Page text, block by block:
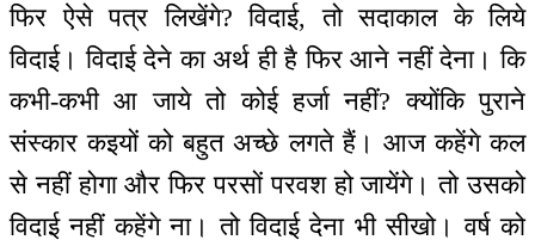
फिर ऐसे पत्र लिखेंगे? विदाई, तो सदाकाल के लिये
विदाई। विदाई देने का अर्थ ही है फिर आने नहीं देना। कि
कभी-कभी आ जाये तो कोई हर्जा नहीं? क्योंकि पुराने
संस्कार कइयों को बहुत अच्छे लगते हैं। आज कहेंगे कल
से नहीं होगा और फिर परसों परवश हो जायेंगे। तो उसको
विदाई नहीं कहेंगे ना। तो विदाई देना भी सीखो। वर्ष को